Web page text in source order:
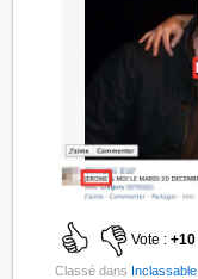
Vote :+10
Classé dans Inclassable